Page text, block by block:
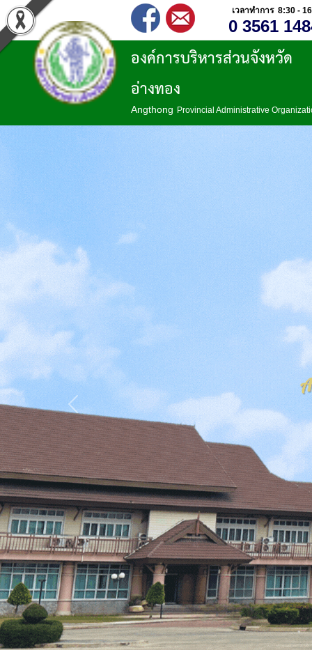
เวลาทำการ 8:30 -
0 3561
องค์การบริหารส่วนจังหวัด
อ่างทอง
Angthong Provincial Administrative
Previous